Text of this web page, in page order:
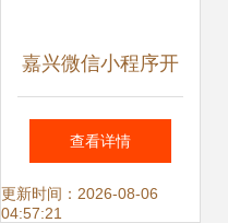
嘉兴微信小程序开
发与APP开发的对
決 网络与信息安全
查看详情
更新时间：2026-08-06
04:57:21